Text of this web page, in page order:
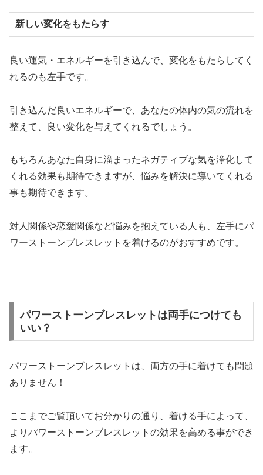
新しい変化をもたらす
良い運気・エネルギーを引き込んで、変化をもたらしてく
れるのも左手です。
引き込んだ良いエネルギーで、あなたの体内の気の流れを
整えて、良い変化を与えてくれるでしょう。
もちろんあなた自身に溜まったネガティブな気を浄化して
くれる効果も期待できますが、悩みを解決に導いてくれる
事も期待できます。
対人関係や恋愛関係など悩みを抱えている人も、左手にパ
ワーストーンブレスレットを着けるのがおすすめです。
パワーストーンブレスレットは両手につけても
いい？
パワーストーンブレスレットは、両方の手に着けても問題
ありません！
ここまでご覧頂いてお分かりの通り、着ける手によって、
よりパワーストーンブレスレットの効果を高める事ができ
ます。